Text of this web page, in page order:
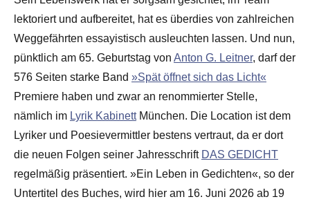
lektoriert und aufbereitet, hat es überdies von zahlreichen
Weggefährten essayistisch ausleuchten lassen. Und nun,
pünktlich am 65. Geburtstag von Anton G. Leitner, darf der
576 Seiten starke Band »Spät öffnet sich das Licht«
Premiere haben und zwar an renommierter Stelle,
nämlich im Lyrik KabinettMünchen. Die Location ist dem
Lyriker und Poesievermittler bestens vertraut, da er dort
die neuen Folgen seiner Jahresschrift DAS GEDICHT
regelmäßig präsentiert. »Ein Leben in Gedichten«, so der
Untertitel des Buches, wird hier am 16. Juni 2026 ab 19